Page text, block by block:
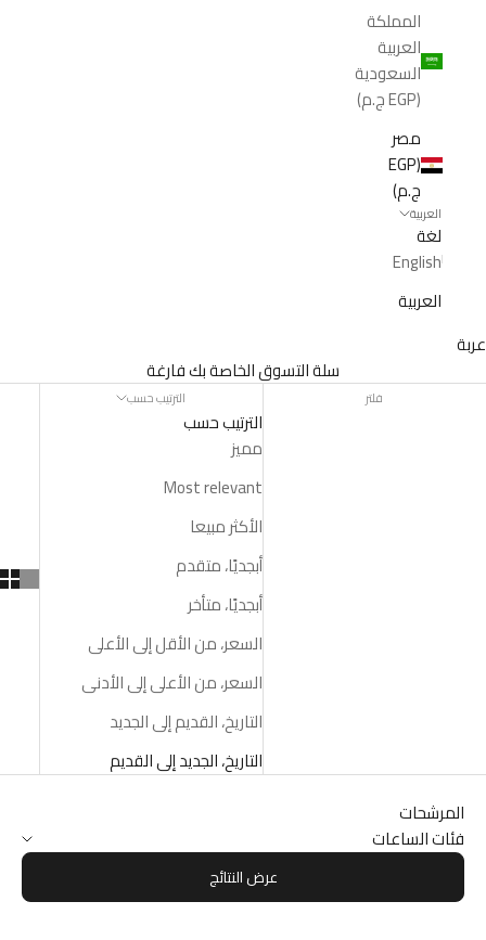
المملكة
العربية
السعودية
(EGP ج.م)
مصر
(EGP
ج.م)
العربية
لغة
English
العربية
عربة
سلة التسوق الخاصة بك فارغة
فلتر الترتيب حسب
الترتيب حسب
مميز
Most relevant
الأكثر مبيعا
أبجديًا، متقدم
أبجديًا، متأخر
السعر، من الأقل إلى الأعلى
السعر، من الأعلى إلى الأدنى
التاريخ، القديم إلى الجديد
التاريخ، الجديد إلى القديم
المرشحات
فئات الساعات
عرض النتائج